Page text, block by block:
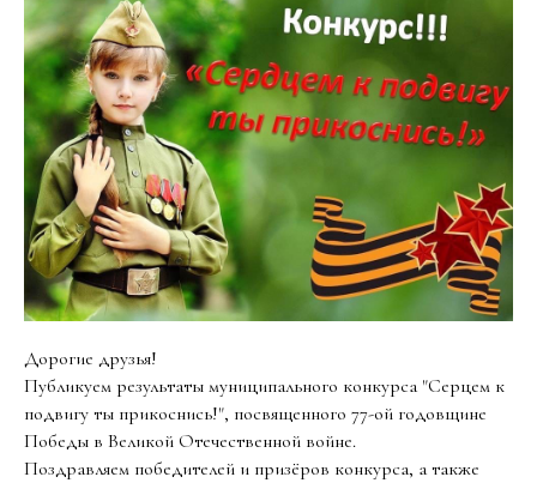
Дорогие друзья!
Публикуем результаты муниципального конкурса "Серцем к
подвигу ты прикоснись!", посвященного 77-ой годовщине
Победы в Великой Отечественной войне.
Поздравляем победителей и призёров конкурса, а также